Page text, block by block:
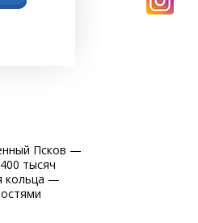
Псков —
тысяч
кольца —